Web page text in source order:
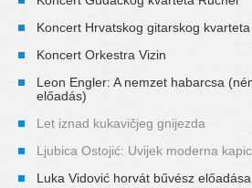
Koncert Hrvatskog gitarskog kvarteta
Koncert Orkestra Vizin
Leon Engler: A nemzet habarcsa
előadás)
Let iznad kukavičjeg gnijezda
Ljubica Ostojić: Uvijek moderna
Luka Vidović horvát bűvész előadása